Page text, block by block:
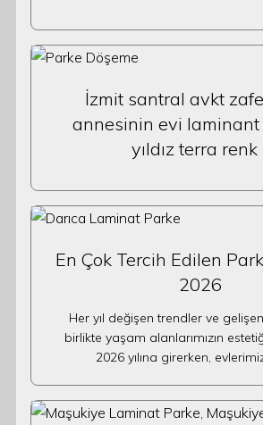
İzmit santral avkt
annesinin evi laminant
yıldız terra renk
En Çok Tercih Edilen
2026
Her yıl değişen trendler ve
birlikte yaşam alanlarımızın
2026 yılına girerken,